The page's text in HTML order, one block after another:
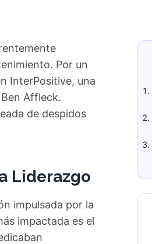
Por un
InterPositive, una
Affleck.
de despidos
Liderazgo
impulsada por la
impactada es el